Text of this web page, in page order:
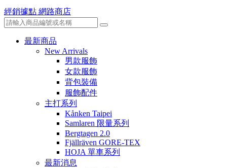
經銷據點 網路商店
最新商品
New Arrivals
男款服飾
女款服飾
背包裝備
服飾配件
主打系列
Kånken Taipei
Samlaren 限量系列
Bergtagen 2.0
Fjällräven GORE-TEX
HOJA 單車系列
最新消息